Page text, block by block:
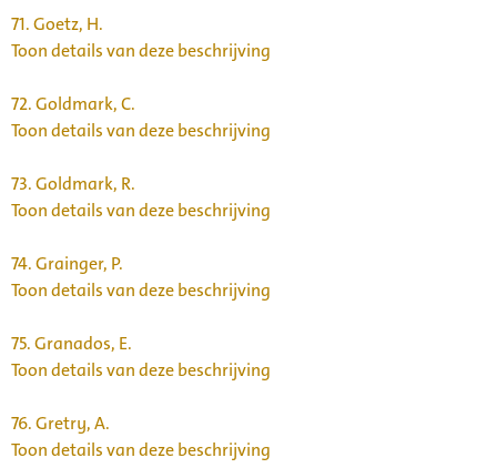
71.Goetz, H.
Toon details van deze beschrijving
72.Goldmark, C.
Toon details van deze beschrijving
73.Goldmark, R.
Toon details van deze beschrijving
74.Grainger, P.
Toon details van deze beschrijving
75.Granados, E.
Toon details van deze beschrijving
76.Gretry, A.
Toon details van deze beschrijving